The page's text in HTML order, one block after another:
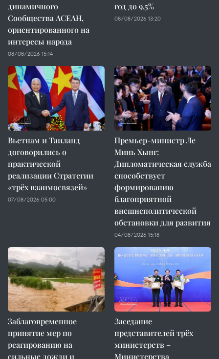
динамичного
Сообщества АСЕАН,
ориентированного на
интересы народа
08/08/2026 15:14
год до 9,5%
08/08/2026 13:20
Вьетнам и Таиланд
договорились о
практической
реализации Стратегии
«трёх взаимосвязей»
07/08/2026 05:00
Премьер-министр Ле
Минь Хынг:
Дипломатическая служба
способствует
формированию
благоприятной
внешнеполитической
обстановки для развития
04/08/2026 15:18
Заблаговременное
принятие мер по
реагированию на
сильные дожди и
Заседание
представителей трёх
министерств –
Министерства